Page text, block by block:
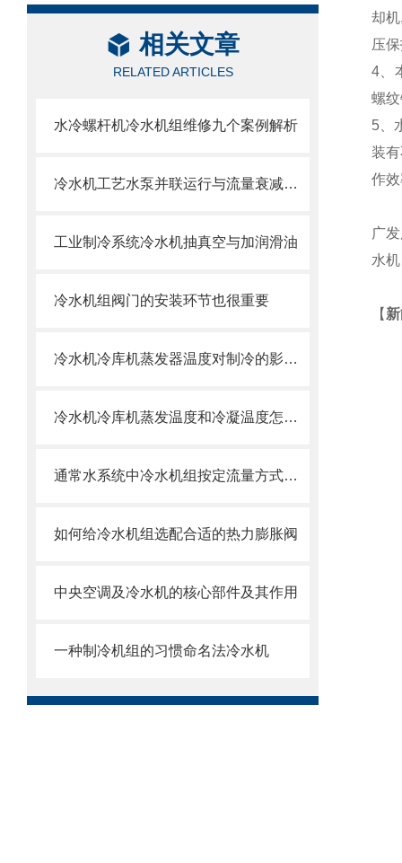
相关文章
RELATED ARTICLES
水冷螺杆机冷水机组维修九个案例解析
冷水机工艺水泵并联运行与流量衰减问题
工业制冷系统冷水机抽真空与加润滑油
冷水机组阀门的安装环节也很重要
冷水机冷库机蒸发器温度对制冷的影响与调节
冷水机冷库机蒸发温度和冷凝温度怎么确定
通常水系统中冷水机组按定流量方式运行
如何给冷水机组选配合适的热力膨胀阀
中央空调及冷水机的核心部件及其作用
一种制冷机组的习惯命名法冷水机
却
压
4、
螺
5、
装
作
广发
水
【